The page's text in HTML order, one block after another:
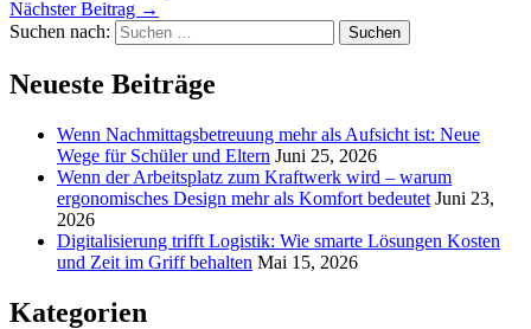
Nächster Beitrag →
Suchen nach:
Neueste Beiträge
Wenn Nachmittagsbetreuung mehr als Aufsicht ist: Neue
Wege für Schüler und Eltern Juni 25, 2026
Wenn der Arbeitsplatz zum Kraftwerk wird – warum
ergonomisches Design mehr als Komfort bedeutet Juni 23,
2026
Digitalisierung trifft Logistik: Wie smarte Lösungen Kosten
und Zeit im Griff behalten Mai 15, 2026
Kategorien